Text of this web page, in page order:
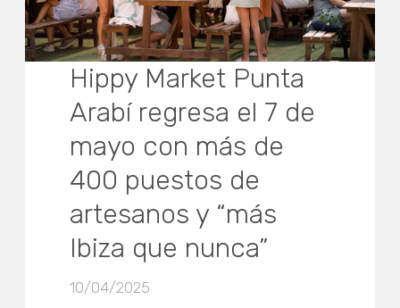
Hippy Market Punta
Arabí regresa el 7 de
mayo con más de
400 puestos de
artesanos y “más
Ibiza que nunca”
10/04/2025